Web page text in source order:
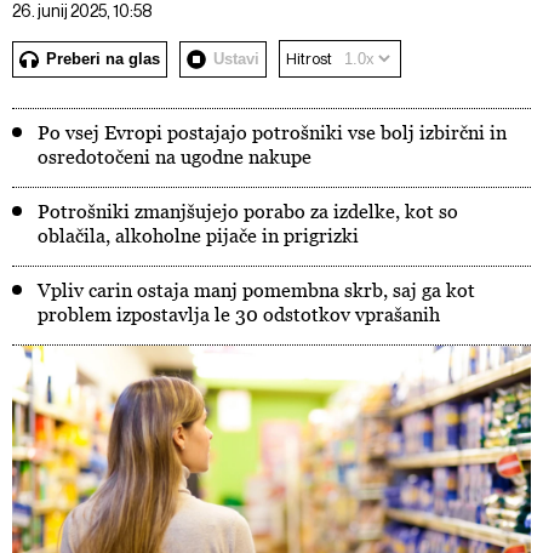
26. junij 2025, 10:58
Preberi na glas Ustavi Hitrost
Po vsej Evropi postajajo potrošniki vse bolj izbirčni in
osredotočeni na ugodne nakupe
Potrošniki zmanjšujejo porabo za izdelke, kot so
oblačila, alkoholne pijače in prigrizki
Vpliv carin ostaja manj pomembna skrb, saj ga kot
problem izpostavlja le 30 odstotkov vprašanih